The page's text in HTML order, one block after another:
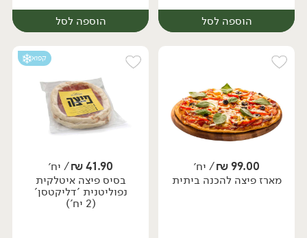
הוספה לסל
יח׳
הוספה לסל
יח׳
99.00
₪/ יח׳
מארז פיצה להכנה ביתית
קפוא
41.90
₪/ יח׳
בסיס פיצה איטלקית
נפוליטנית 'דליקטסן'
(2 יח')